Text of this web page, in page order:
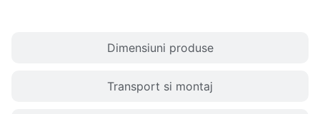
Dimensiuni produse
Transport si montaj